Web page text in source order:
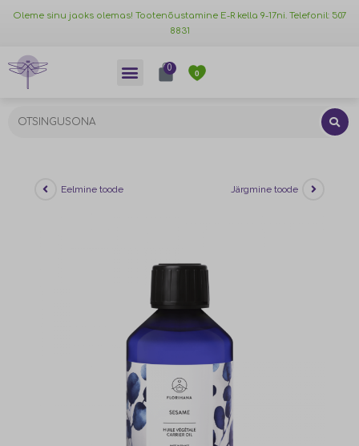
Oleme sinu jaoks olemas! Tootenõustamine E-R kella 9-17ni. Telefonil: 507
8831
0
0
Eelmine toode Järgmine toode